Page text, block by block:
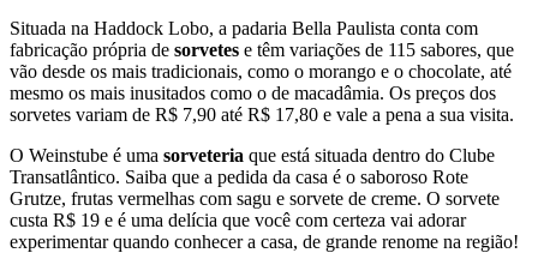
Situada na Haddock Lobo, a padaria Bella Paulista conta com
fabricação própria de sorvetes e têm variações de 115 sabores, que
vão desde os mais tradicionais, como o morango e o chocolate, até
mesmo os mais inusitados como o de macadâmia. Os preços dos
sorvetes variam de R$ 7,90 até R$ 17,80 e vale a pena a sua visita.
O Weinstube é uma sorveteria que está situada dentro do Clube
Transatlântico. Saiba que a pedida da casa é o saboroso Rote
Grutze, frutas vermelhas com sagu e sorvete de creme. O sorvete
custa R$ 19 e é uma delícia que você com certeza vai adorar
experimentar quando conhecer a casa, de grande renome na região!